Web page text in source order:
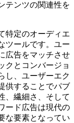
テンツの関連性を
特定のオーディエ
ツールです。ユー
広告をマッチさせ
クとコンバージョ
し、ユーザーエク
供することでパブ
、繊細さ、そして
ード広告は現代の
な要素となってい